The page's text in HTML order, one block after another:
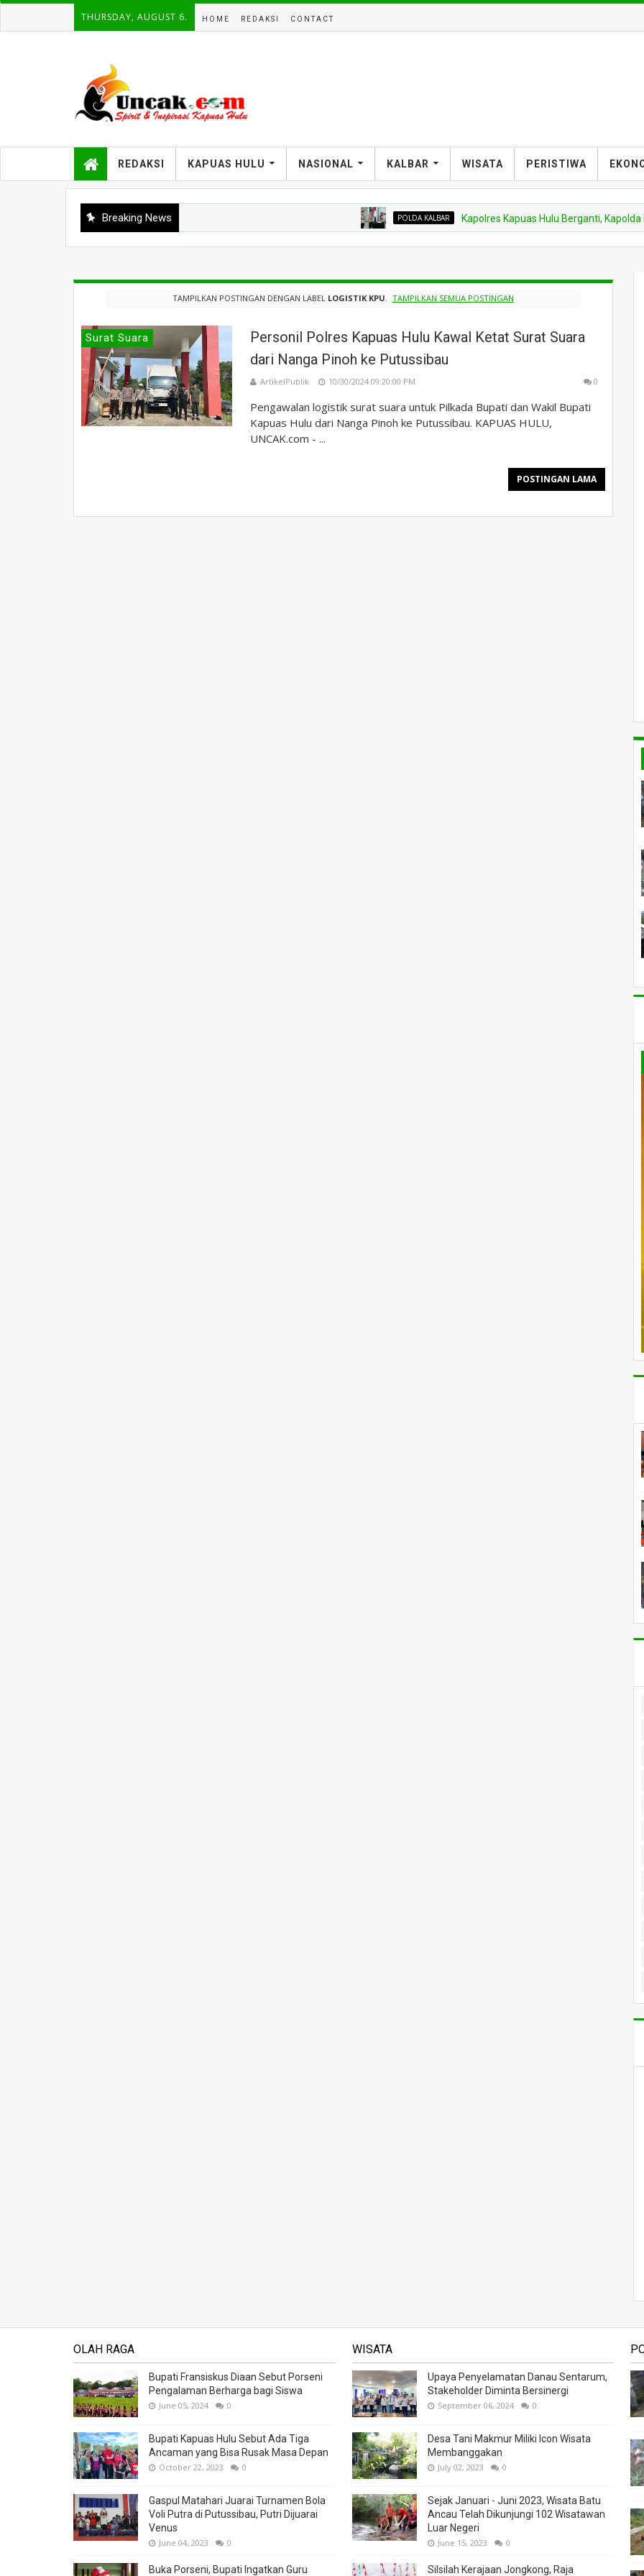
THURSDAY, AUGUST 6. HOME REDAKSI CONTACT
REDAKSI KAPUAS HULU NASIONAL KALBAR WISATA PERISTIWA
Breaking News POLDA KALBAR Kapolres Kapuas Hulu Berganti, Kapolda
TAMPILKAN POSTINGAN DENGAN LABEL LOGISTIK KPU. TAMPILKAN SEMUA POSTINGAN
Surat Suara
Personil Polres Kapuas Hulu Kawal Ketat Surat Suara
dari Nanga Pinoh ke Putussibau
ArtikelPublik 10/30/2024 09:20:00 PM 0
Pengawalan logistik surat suara untuk Pilkada Bupati dan Wakil Bupati
Kapuas Hulu dari Nanga Pinoh ke Putussibau. KAPUAS HULU,
UNCAK.com - ...
POSTINGAN LAMA
OLAH RAGA
Bupati Fransiskus Diaan Sebut Porseni
Pengalaman Berharga bagi Siswa
June 05, 2024 0
Bupati Kapuas Hulu Sebut Ada Tiga
Ancaman yang Bisa Rusak Masa Depan
October 22, 2023 0
Gaspul Matahari Juarai Turnamen Bola
Voli Putra di Putussibau, Putri Dijuarai
Venus
June 04, 2023 0
Buka Porseni, Bupati Ingatkan Guru
WISATA
Upaya Penyelamatan Danau Sentarum,
Stakeholder Diminta Bersinergi
September 06, 2024 0
Desa Tani Makmur Miliki Icon Wisata
Membanggakan
July 02, 2023 0
Sejak Januari - Juni 2023, Wisata Batu
Ancau Telah Dikunjungi 102 Wisatawan
Luar Negeri
June 15, 2023 0
Silsilah Kerajaan Jongkong, Raja